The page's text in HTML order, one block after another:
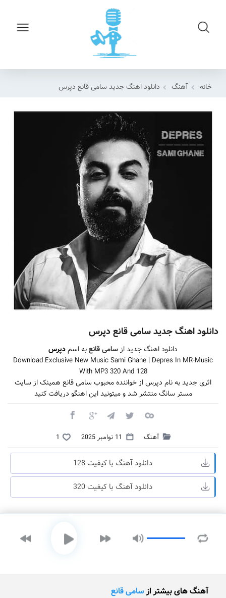
خانه آهنگ دانلود اهنگ جدید سامی قانع دپرس
دانلود اهنگ جدید سامی قانع دپرس
دانلود اهنگ جدید از سامی قانعبه اسمدپرس
Download Exclusive New Music Sami Ghane | Depres In MR-Music
With MP3 320 And 128
اثری جدید به نام دپرس از خواننده محبوب سامی قانع همینک از سایت
مستر سانگ منتشر شد و میتونید این اهنگو دریافت کنید
آهنگ 11 نوامبر 2025 1
دانلود آهنگ با کیفیت 128
دانلود آهنگ با کیفیت 320
آهنگ های بیشتر ازسامی قانع